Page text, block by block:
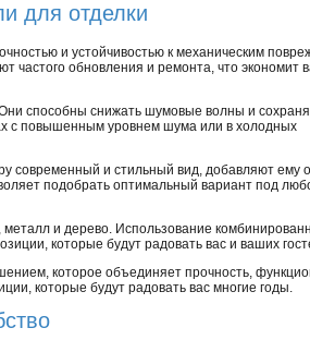
для отделки
и устойчивостью к механическим
частого обновления и ремонта, что экономит
способны снижать шумовые волны и
с повышенным уровнем шума или в холодных
современный и стильный вид, добавляют ему
подобрать оптимальный вариант под
и дерево. Использование
которые будут радовать вас и ваших
которое объединяет прочность,
которые будут радовать вас многие годы.